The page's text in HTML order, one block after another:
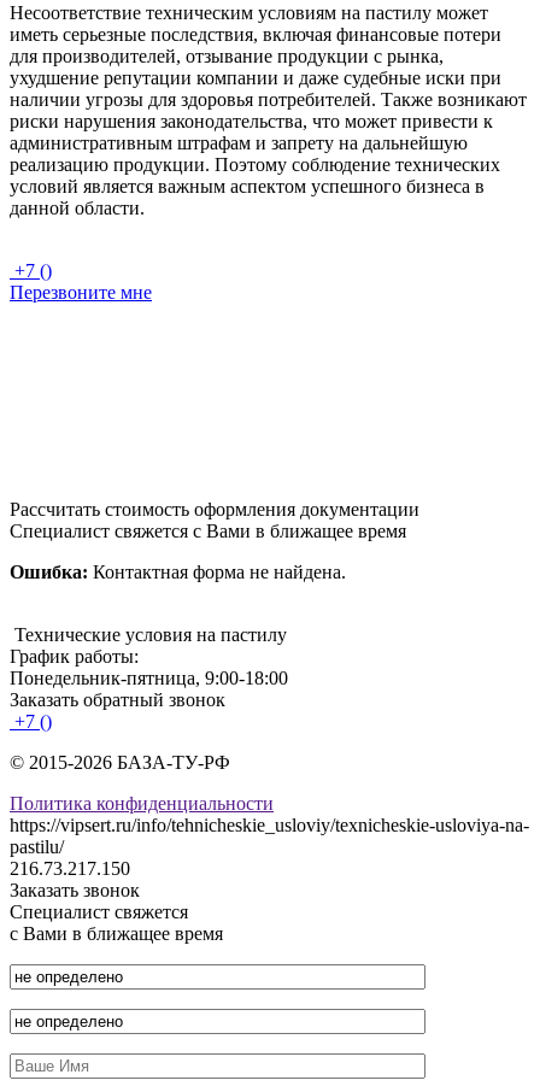
Несоответствие техническим условиям на пастилу может
иметь серьезные последствия, включая финансовые потери
для производителей, отзывание продукции с рынка,
ухудшение репутации компании и даже судебные иски при
наличии угрозы для здоровья потребителей. Также возникают
риски нарушения законодательства, что может привести к
административным штрафам и запрету на дальнейшую
реализацию продукции. Поэтому соблюдение технических
условий является важным аспектом успешного бизнеса в
данной области.
+7 ()
Перезвоните мне
Рассчитать стоимость оформления документации
Специалист свяжется с Вами в ближащее время
Ошибка: Контактная форма не найдена.
Технические условия на пастилу
График работы:
Понедельник-пятница, 9:00-18:00
Заказать обратный звонок
+7 ()
© 2015-2026 БАЗА-ТУ-РФ
Политика конфиденциальности
https://vipsert.ru/info/tehnicheskie_usloviy/texnicheskie-usloviya-na-
pastilu/
216.73.217.150
Заказать звонок
Специалист свяжется
с Вами в ближащее время